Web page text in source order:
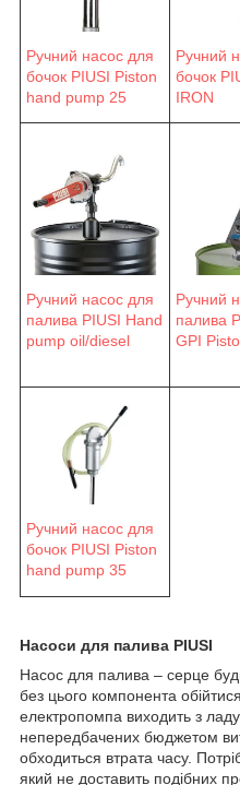
Ручний насос для
бочок PIUSI Piston
hand pump 25
Ручний
бочок
IRON
Ручний насос для
палива PIUSI Hand
pump oil/diesel
Ручний
палива
GPI
Ручний насос для
бочок PIUSI Piston
hand pump 35
Насоси для палива PIUSI
Насос для палива – серце
без цього компонента
електропомпа виходить з
непередбачених бюджетом
обходиться втрата часу.
який не доставить подібних